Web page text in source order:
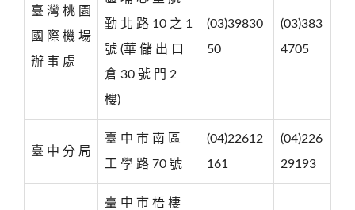
臺 灣 桃 園
國 際 機 場
辦 事 處
勤 北 路 10 之 1
號 (華 儲 出 口
倉 30 號 門 2
樓)
(03)39830
50
(03)383
4705
臺 中 分 局
臺 中 市 南 區
工 學 路 70 號
(04)22612
161
(04)226
29193
臺 中 市 梧 棲